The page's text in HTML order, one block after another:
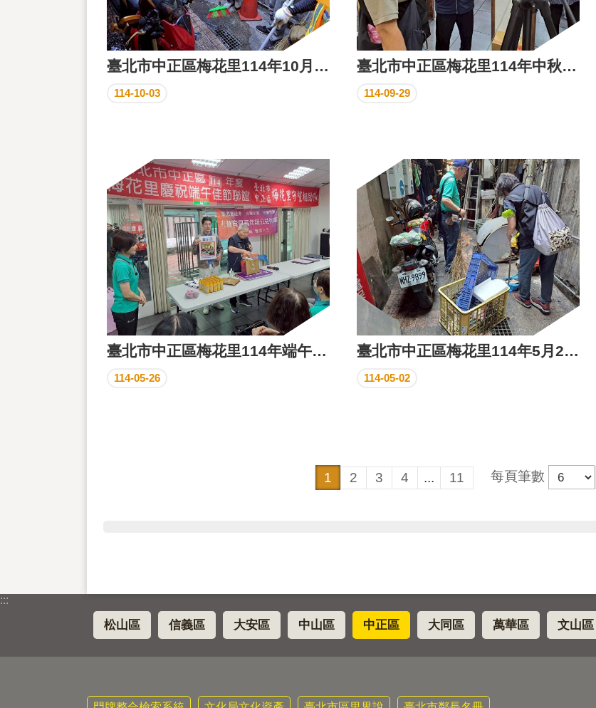
臺北市中正區梅花里114年10月3日清潔日
114-10-03
臺北市中正區梅花里114年中秋節活動
114-09-29
臺北市中正區梅花里114年端午節活動
114-05-26
臺北市中正區梅花里114年5月2日清潔日
114-05-02
1 2 3 4 ... 11 每頁筆數
:::
松山區 信義區 大安區 中山區 中正區 大同區 萬華區 文山區